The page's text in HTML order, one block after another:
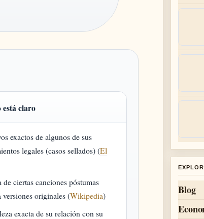
está claro
exactos de algunos de sus
legales (casos sellados) (El
de ciertas canciones póstumas
versiones originales (Wikipedia)
exacta de su relación con su
Blog